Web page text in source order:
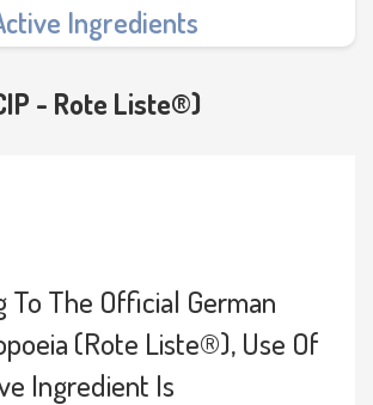
Ingredients
- Rote Liste®)
To The Official German
(Rote Liste®), Use Of
Ingredient Is